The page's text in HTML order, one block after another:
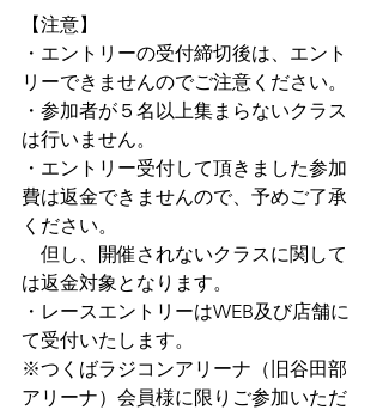
【注意】
・エントリーの受付締切後は、エント
リーできませんのでご注意ください。
・参加者が５名以上集まらないクラス
は行いません。
・エントリー受付して頂きました参加
費は返金できませんので、予めご了承
ください。
但し、開催されないクラスに関して
は返金対象となります。
・レースエントリーはWEB及び店舗に
て受付いたします。
※つくばラジコンアリーナ（旧谷田部
アリーナ）会員様に限りご参加いただ